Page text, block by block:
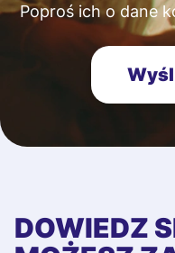
Poproś ich o dane
DOWIEDZ